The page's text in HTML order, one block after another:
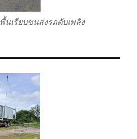
นเรียบขนส่งรถดับเพลิง